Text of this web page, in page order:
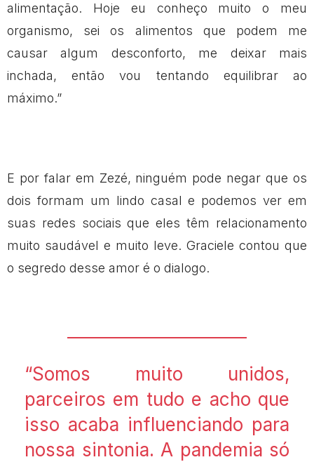
alimentação. Hoje eu conheço muito o meu
organismo, sei os alimentos que podem me
causar algum desconforto, me deixar mais
inchada, então vou tentando equilibrar ao
máximo.”
E por falar em Zezé, ninguém pode negar que os
dois formam um lindo casal e podemos ver em
suas redes sociais que eles têm relacionamento
muito saudável e muito leve. Graciele contou que
o segredo desse amor é o dialogo.
“Somos muito unidos,
parceiros em tudo e acho que
isso acaba influenciando para
nossa sintonia. A pandemia só